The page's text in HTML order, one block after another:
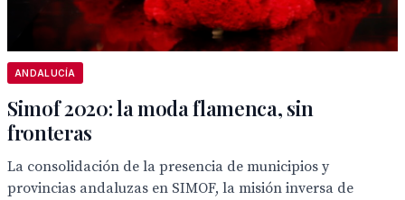
ANDALUCÍA
Simof 2020: la moda flamenca, sin
fronteras
La consolidación de la presencia de municipios y
provincias andaluzas en SIMOF, la misión inversa de